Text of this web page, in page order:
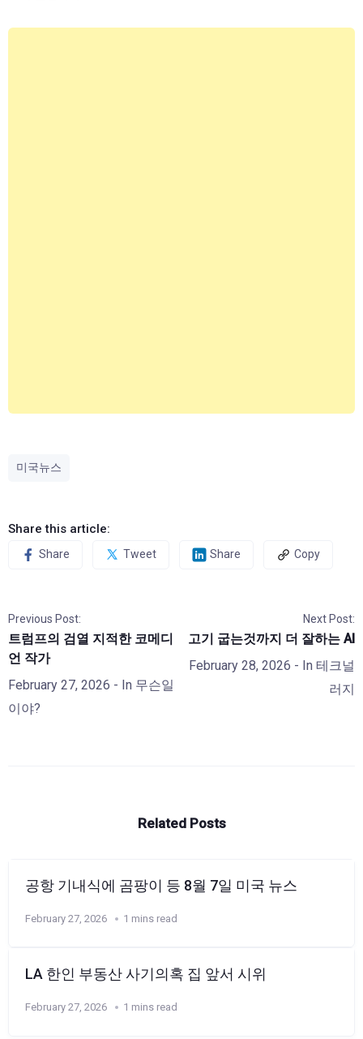
미국뉴스
Share this article:
Share Tweet Share Copy
Previous Post:
트럼프의 검열 지적한 코메디
언 작가
February 27, 2026 - In 무슨일
이야?
Next Post:
고기 굽는것까지 더 잘하는 AI
February 28, 2026 - In 테크널
러지
Related Posts
공항 기내식에 곰팡이 등 8월 7일 미국 뉴스
February 27, 2026 1 mins read
LA 한인 부동산 사기의혹 집 앞서 시위
February 27, 2026 1 mins read